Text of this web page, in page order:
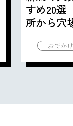
すめ20選
所から穴
おでか